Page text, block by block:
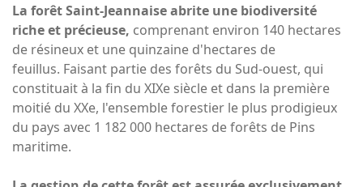
La forêt Saint-Jeannaise abrite une biodiversité
riche et précieuse, comprenant environ 140 hectares
de résineux et une quinzaine d'hectares de
feuillus. Faisant partie des forêts du Sud-ouest, qui
constituait à la fin du XIXe siècle et dans la première
moitié du XXe, l'ensemble forestier le plus prodigieux
du pays avec 1 182 000 hectares de forêts de Pins
maritime.